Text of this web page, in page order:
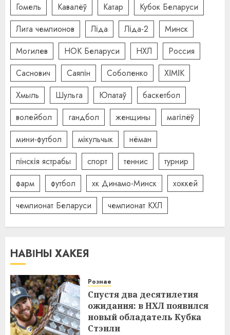
Гомель
Кавалёў Катар
Кубок Беларуси
Лига чемпионов
Ліда Ліда-2
Минск
Могилев
НОК Беларуси НХЛ
Россия
Саснович
Саяпін Соболенко
ХІМІК
Хмыль
Шульга Юпатаў
баскетбол
волейбол
гандбол женщины
магілёў
мини-футбол
мікульчык
нёман
пінскія ястрабы
спорт теннис
турнир
фарм
футбол хк Динамо-Минск
хоккей
чемпионат Беларуси
чемпионат КХЛ
НАВІНЫ ХАКЕЯ
Рознае
Спустя два десятилетия
ожидания: в НХЛ появился
новый обладатель Кубка
Стэнли